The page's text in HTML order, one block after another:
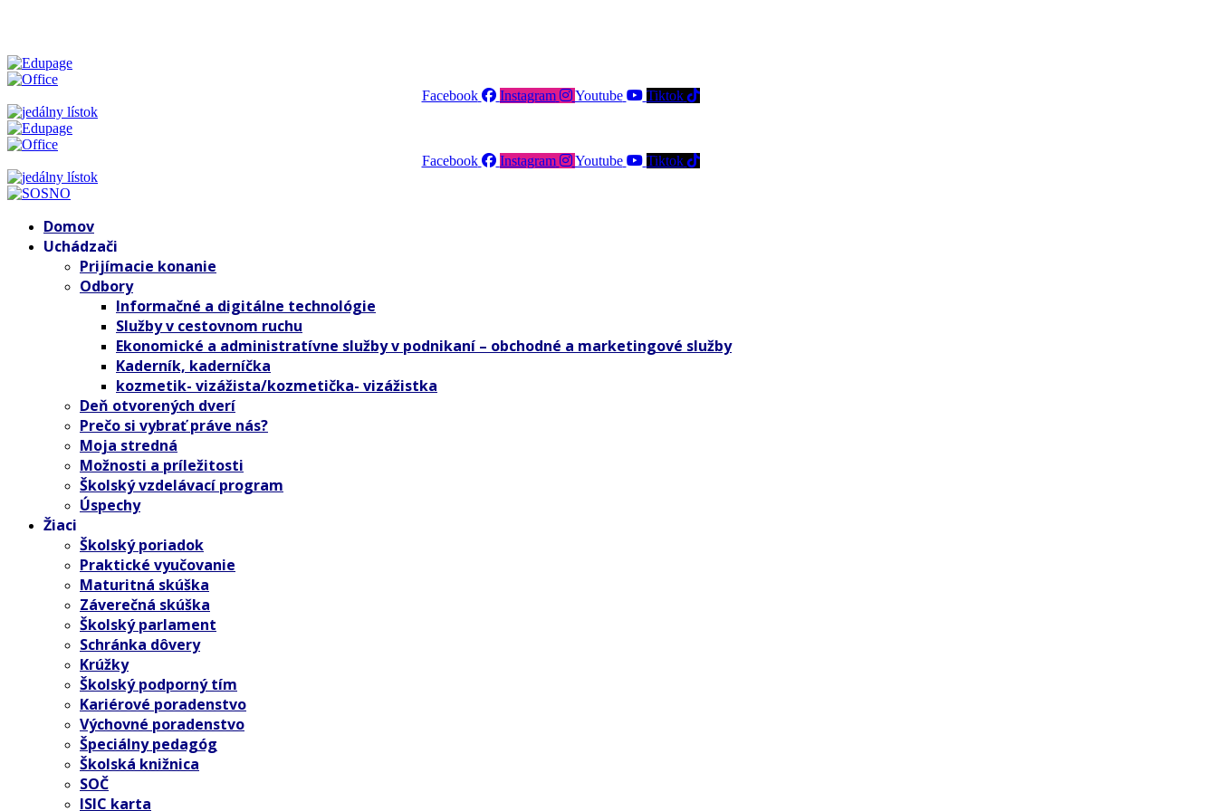
Facebook Instagram Youtube Tiktok
Facebook Instagram Youtube Tiktok
Domov
Uchádzači
Prijímacie konanie
Odbory
Informačné a digitálne technológie
Služby v cestovnom ruchu
Ekonomické a administratívne služby v podnikaní – obchodné a marketingové služby
Kaderník, kaderníčka
kozmetik- vizážista/kozmetička- vizážistka
Deň otvorených dverí
Prečo si vybrať práve nás?
Moja stredná
Možnosti a príležitosti
Školský vzdelávací program
Úspechy
Žiaci
Školský poriadok
Praktické vyučovanie
Maturitná skúška
Záverečná skúška
Školský parlament
Schránka dôvery
Krúžky
Školský podporný tím
Kariérové poradenstvo
Výchovné poradenstvo
Špeciálny pedagóg
Školská knižnica
SOČ
ISIC karta